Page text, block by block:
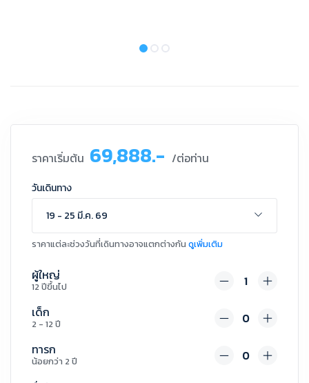
ราคาเริ่มต้น 69,888.- /ต่อท่าน
วันเดินทาง
19 - 25 มี.ค. 69
ราคาแต่ละช่วงวันที่เดินทางอาจแตกต่างกัน ดูเพิ่มเติม
ผู้ใหญ่
12 ปีขึ้นไป
เด็ก
2 - 12 ปี
ทารก
น้อยกว่า 2 ปี